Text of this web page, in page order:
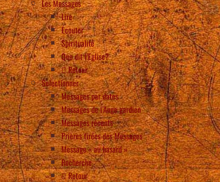
Les Messages
Lire
Écouter
Spiritualité
Que dit l’Eglise?
Retour
Selectionner
Messages par dates
Messages de l’Ange gardien
Messages récents
Prières tirées des Messages
Message « au hasard »
Recherche
Retour